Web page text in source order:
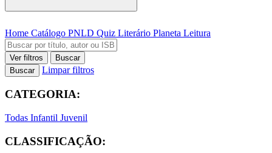
Home Catálogo PNLD Quiz Literário Planeta Leitura
Ver filtros
Buscar
Buscar
Limpar filtros
CATEGORIA:
Todas Infantil Juvenil
CLASSIFICAÇÃO: